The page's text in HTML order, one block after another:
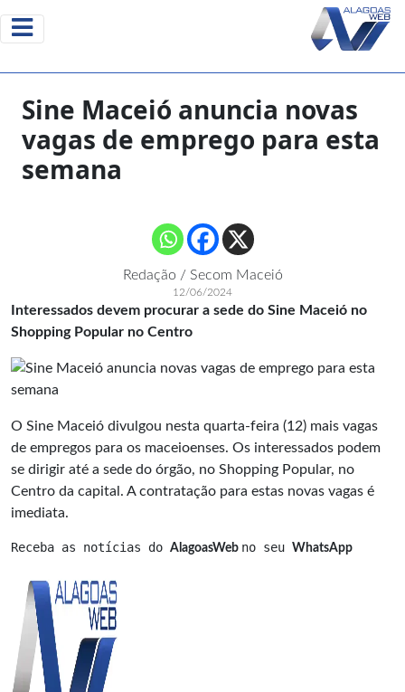
Sine Maceió anuncia novas
vagas de emprego para esta
semana
Redação / Secom Maceió
12/06/2024
Interessados devem procurar a sede do Sine Maceió no
Shopping Popular no Centro
O Sine Maceió divulgou nesta quarta-feira (12) mais vagas
de empregos para os maceioenses. Os interessados podem
se dirigir até a sede do órgão, no Shopping Popular, no
Centro da capital. A contratação para estas novas vagas é
imediata.
Receba as notícias do AlagoasWeb no seu WhatsApp